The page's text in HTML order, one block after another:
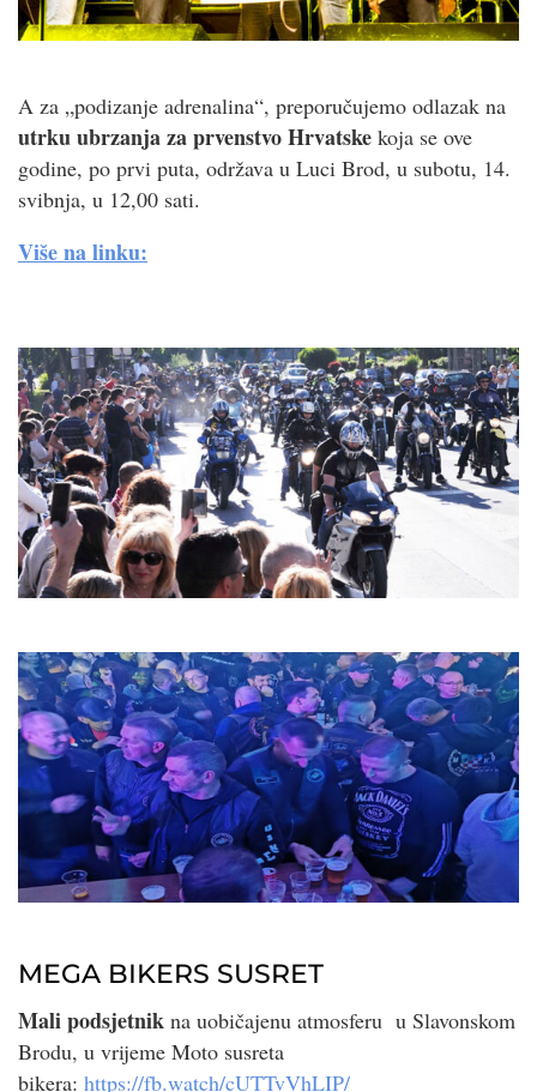
A za „podizanje adrenalina“, preporučujemo odlazak na
utrku ubrzanja za prvenstvo Hrvatske koja se ove
godine, po prvi puta, održava u Luci Brod, u subotu, 14.
svibnja, u 12,00 sati.
Više na linku:
MEGA BIKERS SUSRET
Mali podsjetnik na uobičajenu atmosferu u Slavonskom
Brodu, u vrijeme Moto susreta
bikera: https://fb.watch/cUTTvVhLIP/